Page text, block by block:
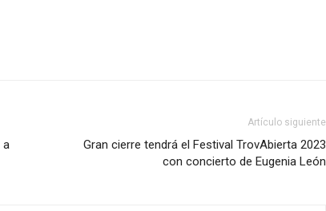
a
Artículo siguiente
Gran cierre tendrá el Festival TrovAbierta 2023
con concierto de Eugenia León